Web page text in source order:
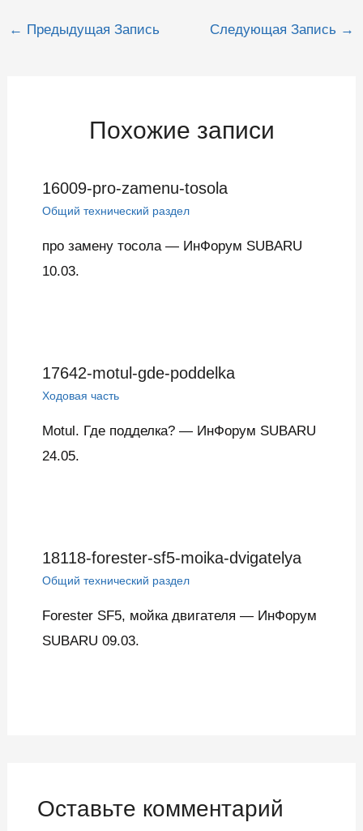
Навигация
← Предыдущая Запись Следующая Запись →
Похожие записи
16009-pro-zamenu-tosola
Общий технический раздел
про замену тосола — ИнФорум SUBARU
10.03.
17642-motul-gde-poddelka
Ходовая часть
Motul. Где подделка? — ИнФорум SUBARU
24.05.
18118-forester-sf5-moika-dvigatelya
Общий технический раздел
Forester SF5, мойка двигателя — ИнФорум
SUBARU 09.03.
Оставьте комментарий